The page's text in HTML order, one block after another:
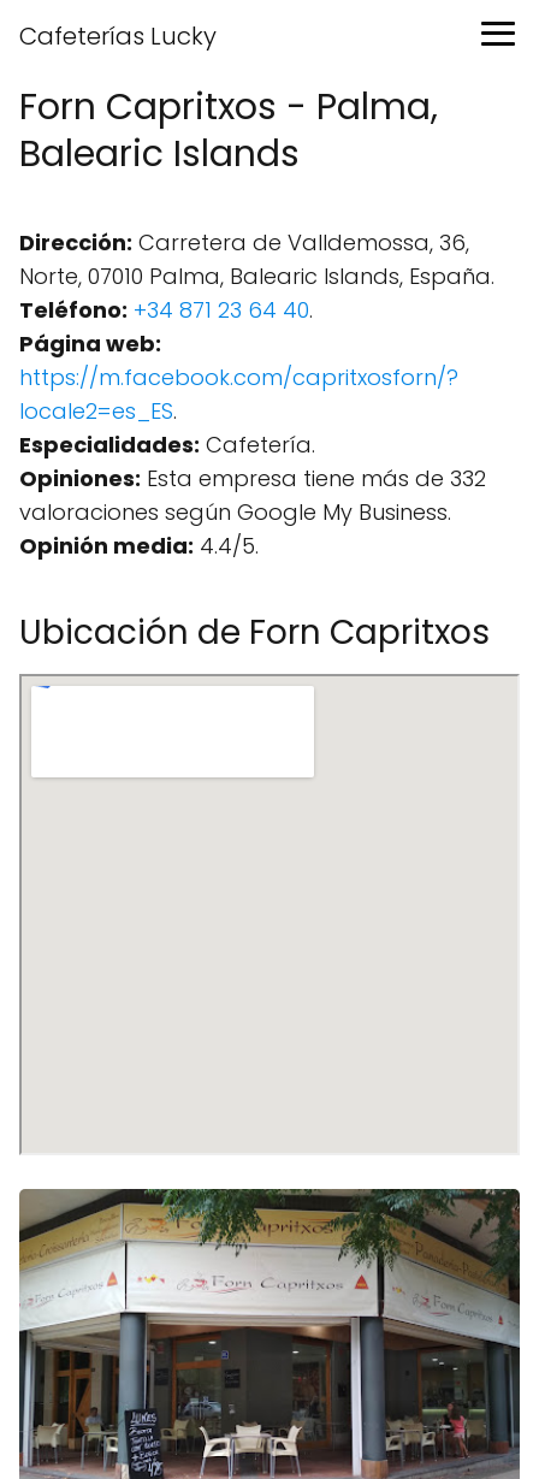
Cafeterías Lucky
Forn Capritxos - Palma,
Balearic Islands
Dirección: Carretera de Valldemossa, 36,
Norte, 07010 Palma, Balearic Islands, España.
Teléfono: +34 871 23 64 40.
Página web:
https://m.facebook.com/capritxosforn/?
locale2=es_ES.
Especialidades: Cafetería.
Opiniones: Esta empresa tiene más de 332
valoraciones según Google My Business.
Opinión media: 4.4/5.
Ubicación de Forn Capritxos